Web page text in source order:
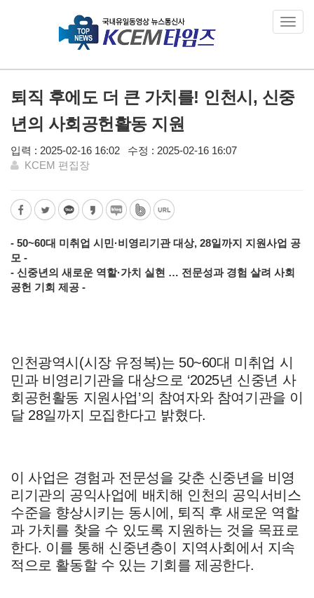
퇴직 후에도 더 큰 가치를! 인천시, 신중
년의 사회공헌활동 지원
입력 : 2025-02-16 16:02
수정 : 2025-02-16 16:07
KCEM 편집장
- 50~60대 미취업 시민·비영리기관 대상, 28일까지 지원사업 공
모 -
- 신중년의 새로운 역할·가치 실현 … 전문성과 경험 살려 사회
공헌 기회 제공 -
인천광역시 (시장 유정복)는 50~60대 미취업 시
민과 비영리기관을 대상으로 ‘2025년 신중년 사
회공헌활동 지원사업’의 참여자와 참여기관을 이
달 28일까지 모집한다고 밝혔다.
이 사업은 경험과 전문성을 갖춘 신중년을 비영
리기관의 공익사업에 배치해 인천의 공익서비스
수준을 향상시키는 동시에 , 퇴직 후 새로운 역할
과 가치를 찾을 수 있도록 지원하는 것을 목표로
한다. 이를 통해 신중년층이 지역사회에서 지속
적으로 활동할 수 있는 기회를 제공한다.